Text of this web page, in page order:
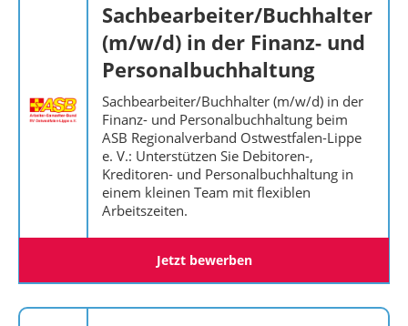
Sachbearbeiter/Buchhalter
(m/w/d) in der Finanz- und
Personalbuchhaltung
Sachbearbeiter/Buchhalter (m/w/d) in der
Finanz- und Personalbuchhaltung beim
ASB Regionalverband Ostwestfalen-Lippe
e. V.: Unterstützen Sie Debitoren-,
Kreditoren- und Personalbuchhaltung in
einem kleinen Team mit flexiblen
Arbeitszeiten.
Jetzt bewerben